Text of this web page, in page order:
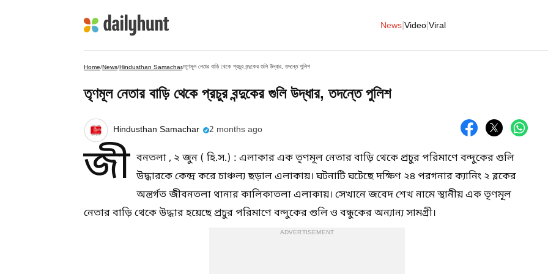
News Video Viral
Home/News/Hindusthan Samachar/তৃণমূল নেতার বাড়ি থেকে প্রচুর বন্দুকের গুলি উদ্ধার, তদন্তে পুলিশ
তৃণমূল নেতার বাড়ি থেকে প্রচুর বন্দুকের গুলি উদ্ধার, তদন্তে পুলিশ
Hindusthan Samachar 2 months ago
জী বনতলা , ২ জুন ( হি.স.) : এলাকার এক তৃণমূল নেতার বাড়ি থেকে প্রচুর পরিমাণে বন্দুকের গুলি
উদ্ধারকে কেন্দ্র করে চাঞ্চল্য ছড়াল এলাকায়। ঘটনাটি ঘটেছে দক্ষিণ ২৪ পরগনার ক্যানিং ২ ব্লকের
অন্তর্গত জীবনতলা থানার কালিকাতলা এলাকায়। সেখানে জবেদ শেখ নামে স্থানীয় এক তৃণমূল
নেতার বাড়ি থেকে উদ্ধার হয়েছে প্রচুর পরিমাণে বন্দুকের গুলি ও বন্ধুকের অন্যান্য সামগ্রী।
ADVERTISEMENT